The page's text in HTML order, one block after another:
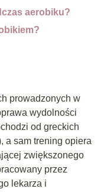
aerobiku?
prowadzonych w
wydolności
od greckich
a sam trening opiera
zwiększonego
przez
lekarza i